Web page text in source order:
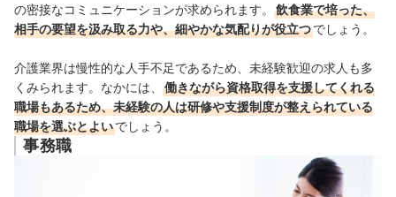
の密接なコミュニケーションが求められます。
飲食業で培った、
相手の要望を汲み取る力や、細やかな気配りが役立つでしょう。
介護業界は慢性的な人手不足であるため、未経験歓迎の求人も多
くみられます。なかには、
働きながら資格取得を支援してくれる
職場もあるため、未経験の人は研修や支援制度が整えられている
職場を選ぶとよいでしょう。
事務職